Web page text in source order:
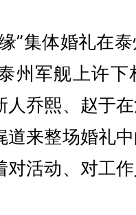
”集体婚礼在
州军舰上许
乔熙、赵于在
来整场婚礼
活动、对工